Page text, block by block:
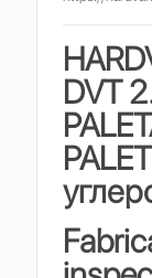
DVT